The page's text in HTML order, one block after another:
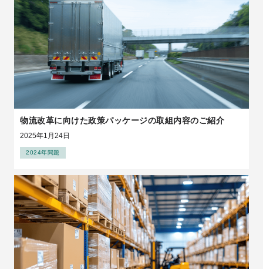
物流改革に向けた政策パッケージの取組内容のご紹介
2025年1月24日
2024年問題